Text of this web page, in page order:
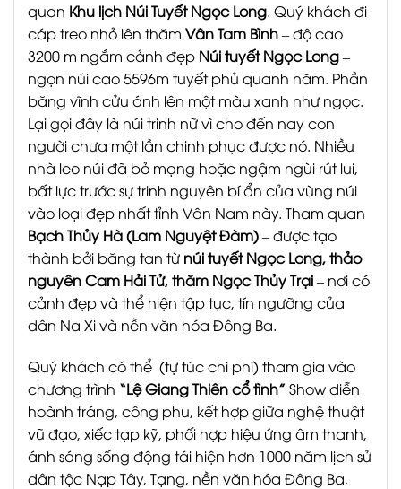
quan Khu lịch Núi Tuyết Ngọc Long. Quý khách đi
cáp treo nhỏ lên thăm Vân Tam Bình– độ cao
3200 m ngắm cảnh đẹp Núi tuyết Ngọc Long–
ngọn núi cao 5596m tuyết phủ quanh năm. Phần
băng vĩnh cửu ánh lên một màu xanh như ngọc.
Lại gọi đây là núi trinh nữ vì cho đến nay con
người chưa một lần chinh phục được nó. Nhiều
nhà leo núi đã bỏ mạng hoặc ngậm ngùi rút lui,
bất lực trước sự trinh nguyên bí ẩn của vùng núi
vào loại đẹp nhất tỉnh Vân Nam này. Tham quan
Bạch Thủy Hà (Lam Nguyệt Đàm)– được tạo
thành bởi băng tan từ núi tuyết Ngọc Long, thảo
nguyên Cam Hải Tử, thăm Ngọc Thủy Trại– nơi có
cảnh đẹp và thể hiện tập tục, tín ngưỡng của
dân Na Xi và nền văn hóa Đông Ba.
Quý khách có thể (tự túc chi phí) tham gia vào
chương trình “Lệ Giang Thiên cổ tình”Show diễn
hoành tráng, công phu, kết hợp giữa nghệ thuật
vũ đạo, xiếc tạp kỹ, phối hợp hiệu ứng âm thanh,
ánh sáng sống động tái hiện hơn 1000 năm lịch sử
dân tộc Nạp Tây, Tạng, nền văn hóa Đông Ba,